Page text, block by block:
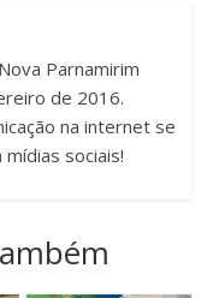
Parnamirim
de 2016.
na internet se
sociais!